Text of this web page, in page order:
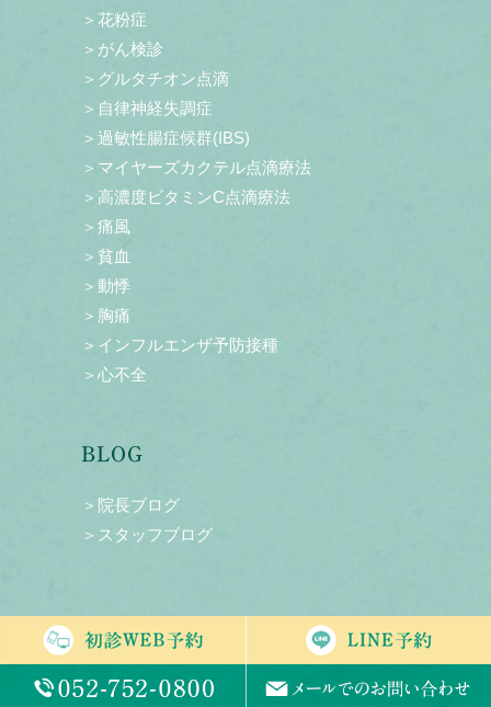
＞花粉症
＞がん検診
＞グルタチオン点滴
＞自律神経失調症
＞過敏性腸症候群(IBS)
＞マイヤーズカクテル点滴療法
＞高濃度ビタミンC点滴療法
＞痛風
＞貧血
＞動悸
＞胸痛
＞インフルエンザ予防接種
＞心不全
BLOG
＞院長ブログ
＞スタッフブログ